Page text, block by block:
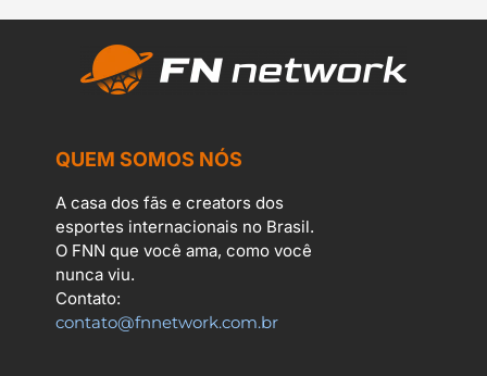
QUEM SOMOS NÓS
A casa dos fãs e creators dos
esportes internacionais no Brasil.
O FNN que você ama, como você
nunca viu.
Contato:
contato@fnnetwork.com.br